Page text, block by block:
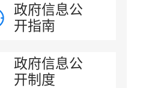
政府信息公
开指南
政府信息公
开制度